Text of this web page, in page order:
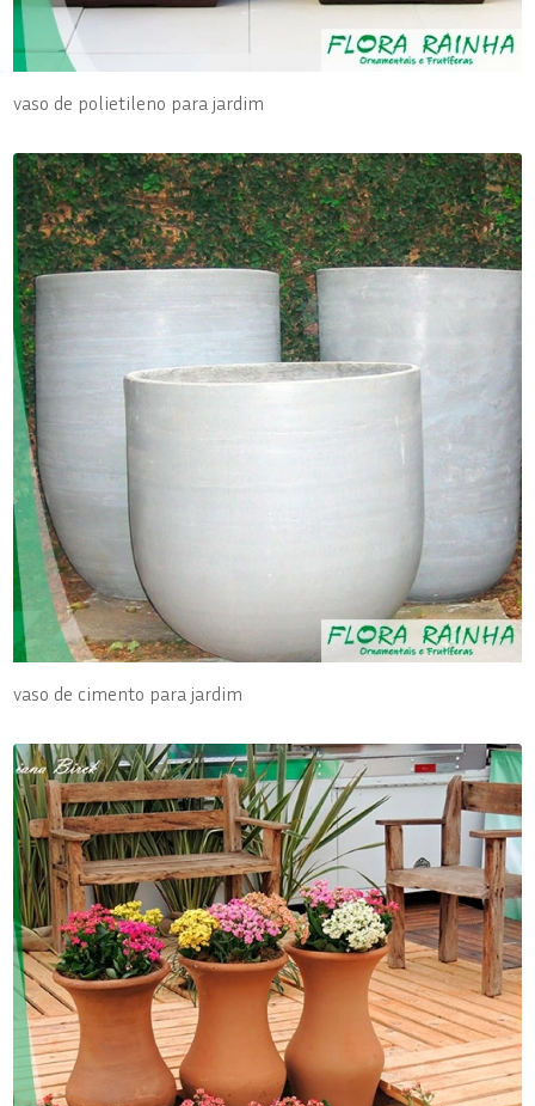
vaso de polietileno para jardim
vaso de cimento para jardim